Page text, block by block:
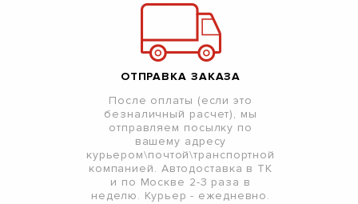
ОТПРАВКА ЗАКАЗА
После оплаты (если это
безналичный расчет), мы
отправляем посылку по
вашему адресу
курьером\почтой\транспортной
компанией. Автодоставка в ТК
и по Москве 2-3 раза в
неделю. Курьер - ежедневно.